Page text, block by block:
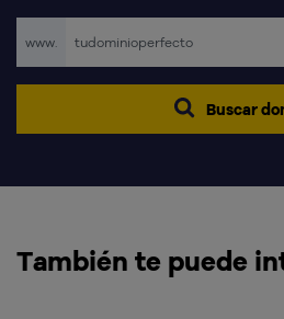
www.
Buscar
También te puede